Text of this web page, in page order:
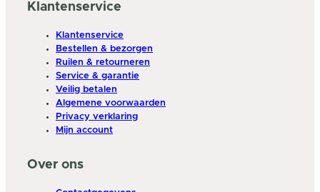
Klantenservice
Klantenservice
Bestellen & bezorgen
Ruilen & retourneren
Service & garantie
Veilig betalen
Algemene voorwaarden
Privacy verklaring
Mijn account
Over ons